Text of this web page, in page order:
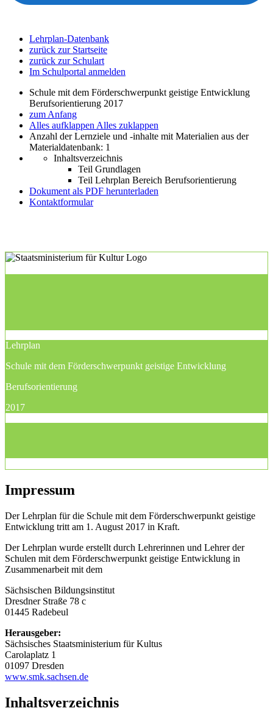
Lehrplan-Datenbank
zurück zur Startseite
zurück zur Schulart
Im Schulportal anmelden
Schule mit dem Förderschwerpunkt geistige Entwicklung
Berufsorientierung 2017
zum Anfang
Alles aufklappen Alles zuklappen
Anzahl der Lernziele und -inhalte mit Materialien aus der
Materialdatenbank: 1
Inhaltsverzeichnis
Teil Grundlagen
Teil Lehrplan Bereich Berufsorientierung
Dokument als PDF herunterladen
Kontaktformular
Lehrplan
Schule mit dem Förderschwerpunkt geistige Entwicklung
Berufsorientierung
2017
Impressum
Der Lehrplan für die Schule mit dem Förderschwerpunkt geistige
Entwicklung tritt am 1. August 2017 in Kraft.
Der Lehrplan wurde erstellt durch Lehrerinnen und Lehrer der
Schulen mit dem Förderschwerpunkt geistige Entwicklung in
Zusammenarbeit mit dem
Sächsischen Bildungsinstitut
Dresdner Straße 78 c
01445 Radebeul
Herausgeber:
Sächsisches Staatsministerium für Kultus
Carolaplatz 1
01097 Dresden
www.smk.sachsen.de
Inhaltsverzeichnis